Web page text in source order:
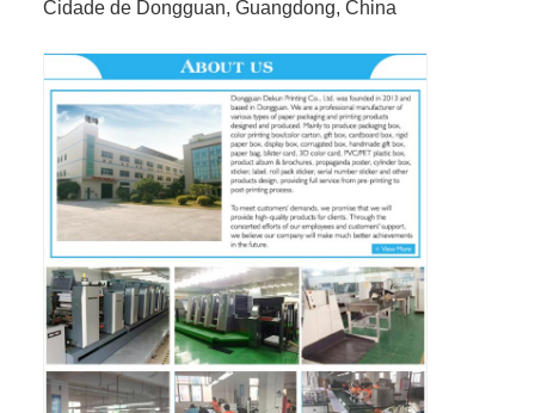
Cidade de Dongguan, Guangdong, China